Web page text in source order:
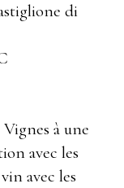
di
à une
avec les
avec les